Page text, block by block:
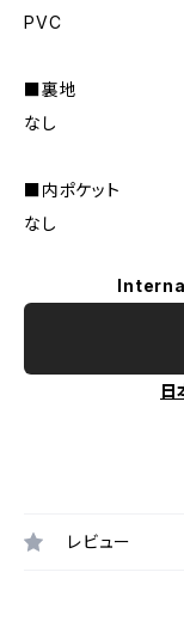
PVC
■裏地
なし
■内ポケット
なし
日
レビュー